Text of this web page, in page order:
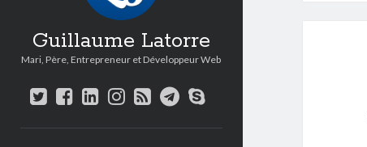
Guillaume Latorre
Mari, Père, Entrepreneur et Développeur Web
twitter
facebook
linkedin
instagram
rsstelegram
skype